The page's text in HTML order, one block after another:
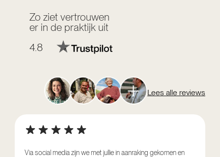
Zo ziet vertrouwen
er in de praktijk uit
4.8
Lees alle reviews
Via social media zijn we met jullie in aanraking gekomen en